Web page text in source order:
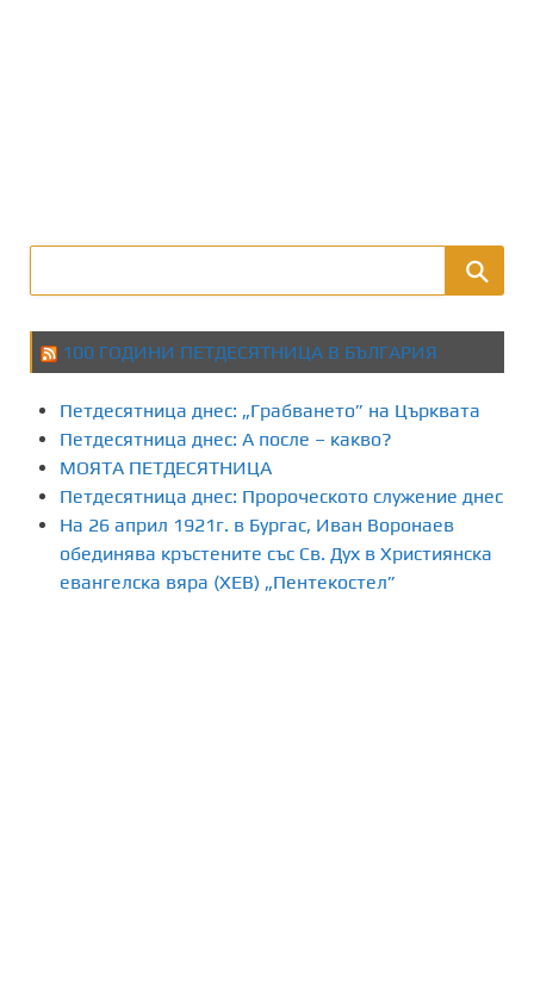
100 ГОДИНИ ПЕТДЕСЯТНИЦА В БЪЛГАРИЯ
Петдесятница днес: „Грабването” на Църквата
Петдесятница днес: А после – какво?
МОЯТА ПЕТДЕСЯТНИЦА
Петдесятница днес: Пророческото служение днес
На 26 април 1921г. в Бургас, Иван Воронаев
обединява кръстените със Св. Дух в Християнска
евангелска вяра (ХЕВ) „Пентекостел”